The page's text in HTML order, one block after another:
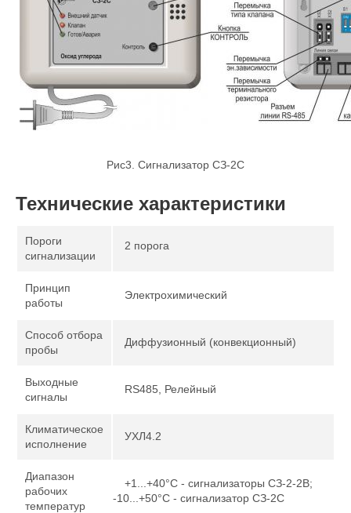
Рис3. Сигнализатор СЗ-2С
Технические характеристики
Пороги
сигнализации
2 порога
Принцип
работы
Электрохимический
Способ отбора
пробы
Диффузионный (конвекционный)
Выходные
сигналы
RS485, Релейный
Климатическое
исполнение
УХЛ4.2
Диапазон
рабочих
температур
+1...+40°С - сигнализаторы СЗ-2-2В;
-10...+50°С - сигнализатор СЗ-2С